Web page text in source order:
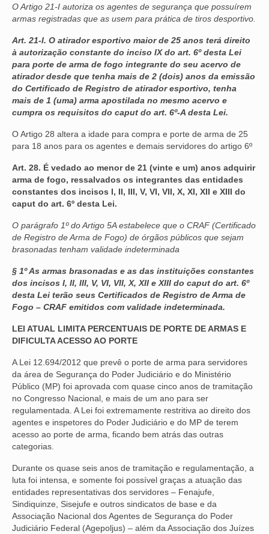
O Artigo 21-I autoriza os agentes de segurança que possuírem
armas registradas que as usem para prática de tiros desportivo.
Art. 21-I. O atirador esportivo maior de 25 anos terá direito
à autorização constante do inciso IX do art. 6º desta Lei
para porte de arma de fogo integrante do seu acervo de
atirador desde que tenha mais de 2 (dois) anos da emissão
do Certificado de Registro de atirador esportivo, tenha
mais de 1 (uma) arma apostilada no mesmo acervo e
cumpra os requisitos do caput do art. 6º-A desta Lei.
O Artigo 28 altera a idade para compra e porte de arma de 25
para 18 anos para os agentes e demais servidores do artigo 6º
Art. 28. É vedado ao menor de 21 (vinte e um) anos adquirir
arma de fogo, ressalvados os integrantes das entidades
constantes dos incisos I, II, III, V, VI, VII, X, XI, XII e XIII do
caput do art. 6º desta Lei.
O parágrafo 1º do Artigo 5A estabelece que o CRAF (Certificado
de Registro de Arma de Fogo) de órgãos públicos que sejam
brasonadas tenham validade indeterminada
§ 1º As armas brasonadas e as das instituições constantes
dos incisos I, II, III, V, VI, VII, X, XII e XIII do caput do art. 6º
desta Lei terão seus Certificados de Registro de Arma de
Fogo – CRAF emitidos com validade indeterminada.
LEI ATUAL LIMITA PERCENTUAIS DE PORTE DE ARMAS E
DIFICULTA ACESSO AO PORTE
A Lei 12.694/2012 que prevê o porte de arma para servidores
da área de Segurança do Poder Judiciário e do Ministério
Público (MP) foi aprovada com quase cinco anos de tramitação
no Congresso Nacional, e mais de um ano para ser
regulamentada. A Lei foi extremamente restritiva ao direito dos
agentes e inspetores do Poder Judiciário e do MP de terem
acesso ao porte de arma, ficando bem atrás das outras
categorias.
Durante os quase seis anos de tramitação e regulamentação, a
luta foi intensa, e somente foi possível graças a atuação das
entidades representativas dos servidores – Fenajufe,
Sindiquinze, Sisejufe e outros sindicatos de base e da
Associação Nacional dos Agentes de Segurança do Poder
Judiciário Federal (Agepoljus) – além da Associação dos Juízes